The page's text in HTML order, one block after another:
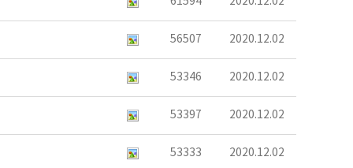
56507 2020.12.02
53346 2020.12.02
53397 2020.12.02
53333 2020.12.02